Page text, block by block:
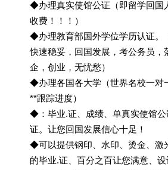
◆办理真实使馆公证（即留学回国
收费！！！）
◆办理教育部国外学位学历认证。
快速稳妥，回国发展，考公务员，
企，创业，无忧愁）
◆办理各国各大学（世界名校一对
**跟踪进度）
◆：毕业.证、成绩、单真实使馆公
证。让您回国发展信心十足！
◆可以提供钢印、水印、烫金、激
的毕业.证、百分之百让您满意、设